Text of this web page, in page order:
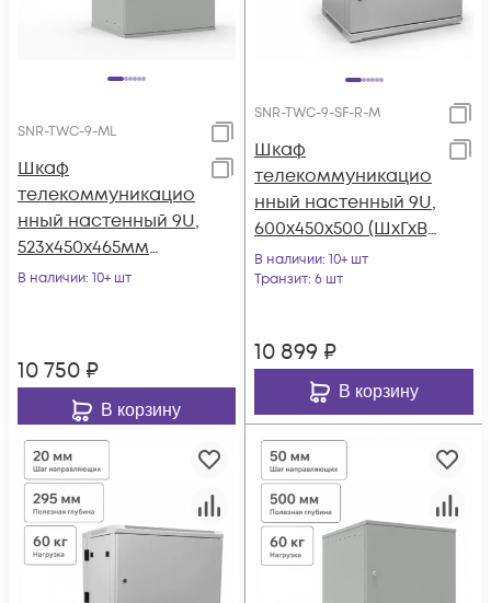
SNR-TWC-9-ML
Шкаф
телекоммуникацио
нный настенный 9U,
523х450х465мм
серия LITE
В наличии: 10+ шт
10 750 ₽
В корзину
SNR-TWC-9-SF-R-M
Шкаф
телекоммуникацио
нный настенный 9U,
600х450х500 (ШхГхВ)
(металлическая
дверь)
В наличии: 10+ шт
Транзит: 6 шт
10 899 ₽
В корзину